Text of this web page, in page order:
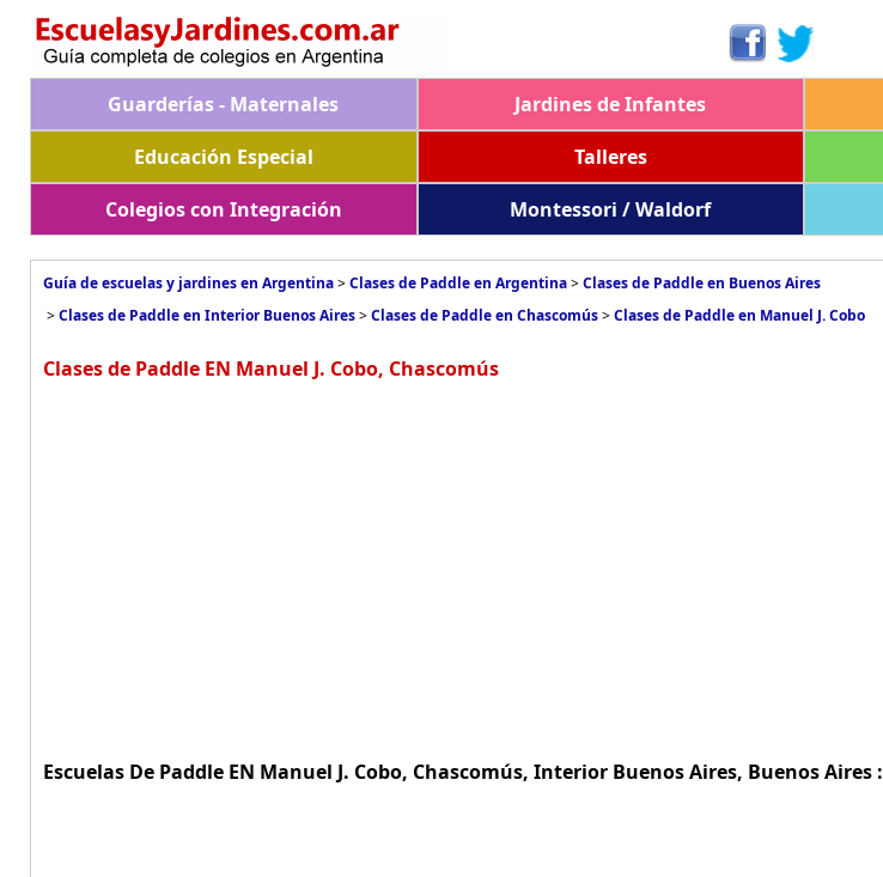
Guarderías - Maternales Jardines de Infantes
Educación Especial
Talleres
Colegios con Integración
Montessori / Waldorf
Guía de escuelas y jardines en Argentina>Clases de Paddle en Argentina>Clases de Paddle en Buenos Aires
>Clases de Paddle en Interior Buenos Aires>Clases de Paddle en Chascomús>Clases de Paddle en Manuel J. Cobo
Clases de Paddle EN Manuel J. Cobo, Chascomús
Escuelas De Paddle EN Manuel J. Cobo, Chascomús, Interior Buenos Aires, Buenos Aires :